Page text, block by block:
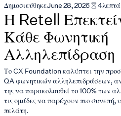
ΔημοσιεύθηκεJune 28, 2026 4
Η Retell
Κάθε Φωνητική
Αλληλεπίδραση
Το CX Foundation καλύπτει την
QA φωνητικών αλληλεπιδράσεων,
της να παρακολουθεί το 100% των
τις ομάδες να παρέχουν πιο συνεπή,
πελάτη.